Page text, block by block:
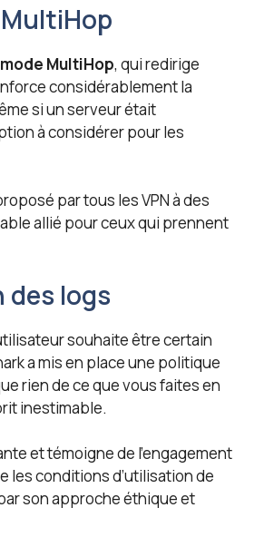
mode MultiHop, qui redirige
considérablement la
si un serveur était
à considérer pour les
par tous les VPN à des
allié pour ceux qui prennent
logs
souhaite être certain
a mis en place une politique
rien de ce que vous faites en
inestimable.
et témoigne de l’engagement
les conditions d’utilisation de
son approche éthique et